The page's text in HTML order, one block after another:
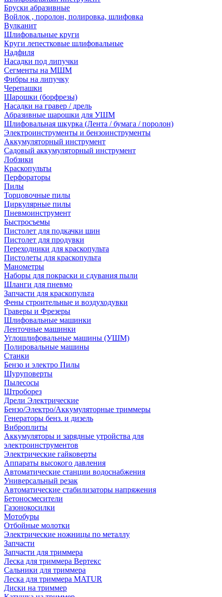
Бруски абразивные
Войлок , поролон, полировка, шлифовка
Вулканит
Шлифовальные круги
Круги лепестковые шлифовальные
Надфиля
Насадки под липучки
Сегменты на МШМ
Фибры на липучку
Черепашки
Шарошки (борфрезы)
Насадки на гравер / дрель
Абразивные шарошки для УШМ
Шлифовальная шкурка (Лента / бумага / поролон)
Электроинструменты и бензоинструменты
Аккумуляторный инструмент
Садовый аккумуляторный инструмент
Лобзики
Краскопульты
Перфораторы
Пилы
Торцовочные пилы
Циркулярные пилы
Пневмоинструмент
Быстросъемы
Пистолет для подкачки шин
Пистолет для продувки
Переходники для краскопульта
Пистолеты для краскопульта
Манометры
Наборы для покраски и сдувания пыли
Шланги для пневмо
Запчасти для краскопульта
Фены строительные и воздуходувки
Граверы и Фрезеры
Шлифовальные машинки
Ленточные машинки
Углошлифовальные машины (УШМ)
Полировальные машины
Станки
Бензо и электро Пилы
Шуруповерты
Пылесосы
Штроборез
Дрели Электрические
Бензо/Электро/Аккумуляторные триммеры
Генераторы бенз. и дизель
Виброплиты
Аккумуляторы и зарядные утройства для
электроинструментов
Электрические гайковерты
Аппараты высокого давления
Автоматические станции водоснабжения
Универсальный резак
Автоматические стабилизаторы напряжения
Бетоносмесители
Газонокосилки
Мотобуры
Отбойные молотки
Электрические ножницы по металлу
Запчасти
Запчасти для триммера
Леска для триммера Вертекс
Сальники для триммера
Леска для триммера MATUR
Диски на триммер